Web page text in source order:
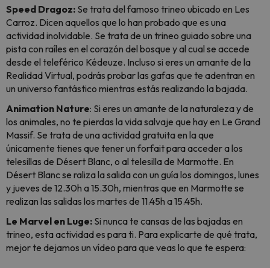
Speed Dragoz: Se trata del famoso trineo ubicado en Les
Carroz. Dicen aquellos que lo han probado que es una
actividad inolvidable. Se trata de un trineo guiado sobre una
pista con raíles en el corazón del bosque y al cual se accede
desde el teleférico Kédeuze. Incluso si eres un amante de la
Realidad Virtual, podrás probar las gafas que te adentran en
un universo fantástico mientras estás realizando la bajada.
Animation Nature: Si eres un amante de la naturaleza y de
los animales, no te pierdas la vida salvaje que hay en Le Grand
Massif. Se trata de una actividad gratuita en la que
únicamente tienes que tener un forfait para acceder a los
telesillas de Désert Blanc, o al telesilla de Marmotte. En
Désert Blanc se raliza la salida con un guía los domingos, lunes
y jueves de 12.30h a 15.30h, mientras que en Marmotte se
realizan las salidas los martes de 11.45h a 15.45h.
Le Marvel en Luge: Si nunca te cansas de las bajadas en
trineo, esta actividad es para ti. Para explicarte de qué trata,
mejor te dejamos un vídeo para que veas lo que te espera: